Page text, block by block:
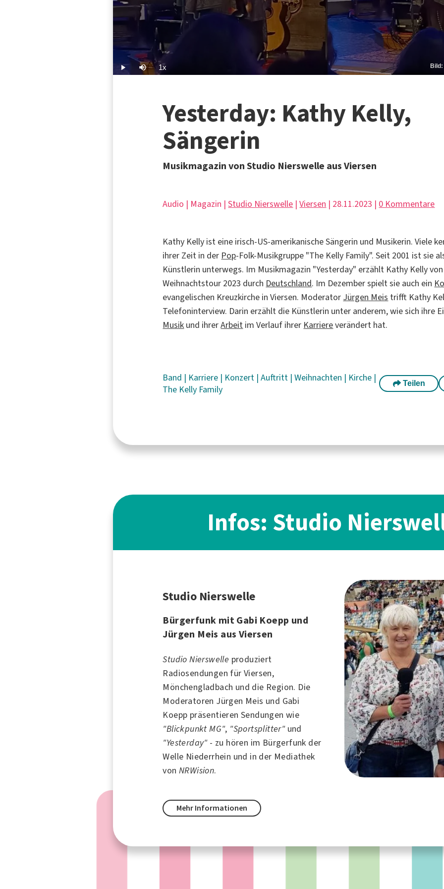
Play Mute 1xPlayback
Rate
Yesterday: Kathy Kelly,
Sängerin
Musikmagazin von Studio Nierswelle aus Viersen
Audio | Magazin |Studio Nierswelle |Viersen | 28.11.2023 | 0 Kommentare
Kathy Kelly ist eine irisch-US-amerikanische Sängerin und Musikerin. Viele
ihrer Zeit in der Pop-Folk-Musikgruppe "The Kelly Family". Seit 2001 ist sie
Künstlerin unterwegs. Im Musikmagazin "Yesterday" erzählt Kathy Kelly
Weihnachtstour 2023 durch Deutschland. Im Dezember spielt sie auch ein
evangelischen Kreuzkirche in Viersen. Moderator Jürgen Meis trifft Kathy
Telefoninterview. Darin erzählt die Künstlerin unter anderem, wie sich ihre
Musik und ihrerArbeit im Verlauf ihrer Karriereverändert hat.
Band | Karriere | Konzert |Auftritt |Weihnachten | Kirche |
The Kelly Family
Teilen
Infos: Studio
Studio Nierswelle
Bürgerfunk mit Gabi Koepp und
Jürgen Meis aus Viersen
Studio Nierswelle produziert
Radiosendungen für Viersen,
Mönchengladbach und die Region. Die
Moderatoren Jürgen Meis und Gabi
Koepp präsentieren Sendungen wie
"Blickpunkt MG", "Sportsplitter"und
"Yesterday"- zu hören im Bürgerfunk der
Welle Niederrhein und in der Mediathek
vonNRWision.
Mehr Informationen